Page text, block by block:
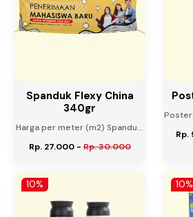
Spanduk Flexy China
340gr
Harga per meter (m2) Spandu...
Rp. 27.000-Rp. 30.000
Poster
10% 10%